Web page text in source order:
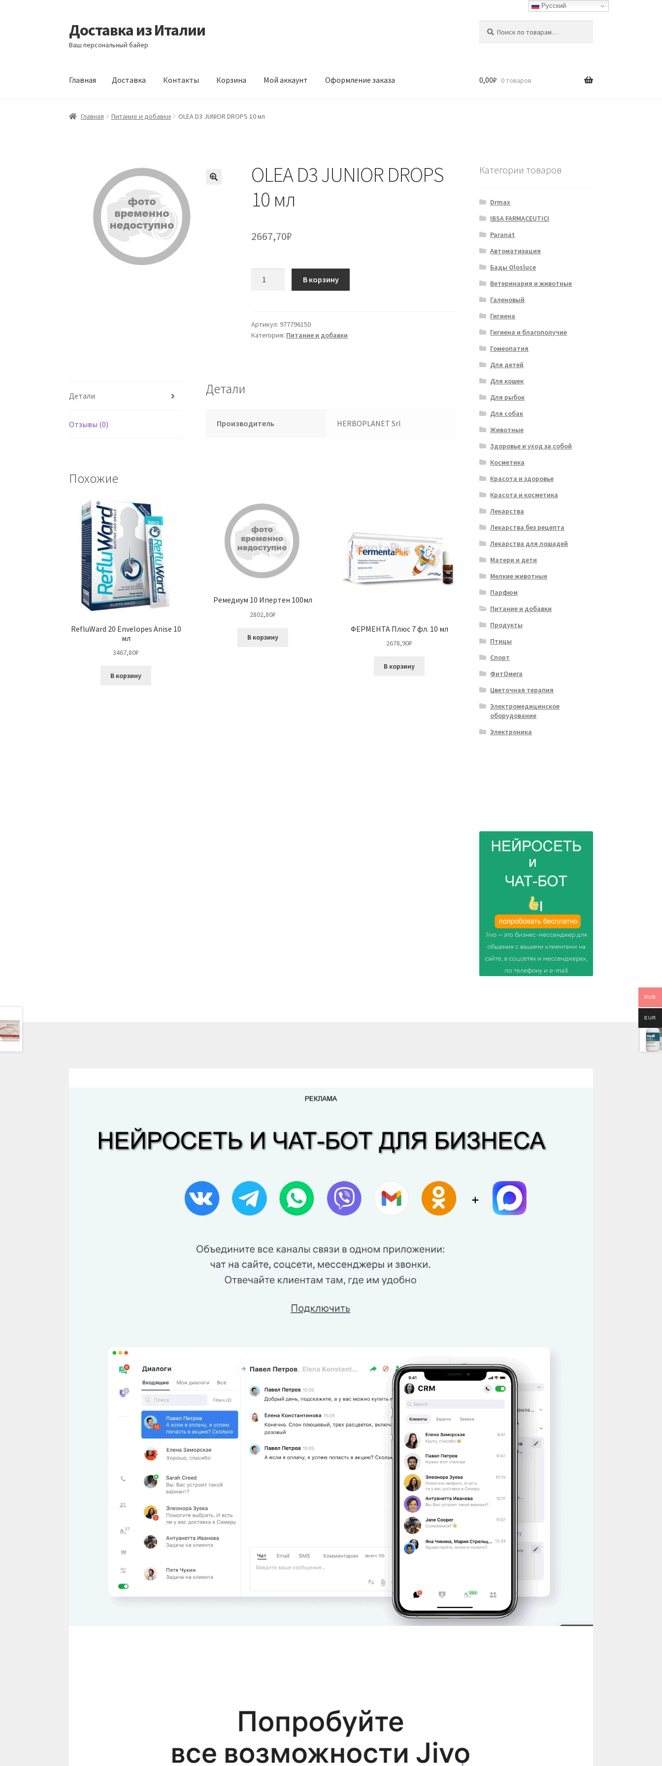
Перейти
к
навигации
Перейти
к
содержимому
Доставка из Италии
Ваш персональный байер
Главная Доставка Контакты Корзина Мой аккаунт Оформление заказа
Главная Доставка Контакты Корзина Мой аккаунтОформление заказа
0,00₽ 0 товаров
Главная Питание и добавки OLEA D3 JUNIOR DROPS 10 мл
OLEA D3 JUNIOR DROPS
10 мл
2667,70₽
JUNIOR
DROPS
В корзину
Артикул: 977796150
Категория: Питание и добавки
Детали
Отзывы (0)
Детали
Производитель HERBOPLANET Srl
Похожие
RefluWard 20 Envelopes Anise 10
мл
3467,80₽
В корзину
Ремедиум 10 Ипертен 100мл
2802,80₽
В корзину
ФЕРМЕНТА Плюс 7 фл. 10 мл
2678,90₽
В корзину
Категории товаров
Drmax
IBSA FARMACEUTICI
Paranat
Автоматизация
Бады Olosluce
Ветеринария и животные
Галеновый
Гигиена
Гигиена и благополучие
Гомеопатия
Для детей
Для кошек
Для рыбок
Для собак
Животные
Здоровье и уход за собой
Косметика
Красота и здоровье
Красота и косметика
Лекарства
Лекарства без рецепта
Лекарства для лошадей
Матери и дети
Мелкие животные
Парфюм
Питание и добавки
Продукты
Птицы
Спорт
ФитОмега
Цветочная терапия
Электромедицинское
оборудование
Электроника
Русский
RUB
EUR